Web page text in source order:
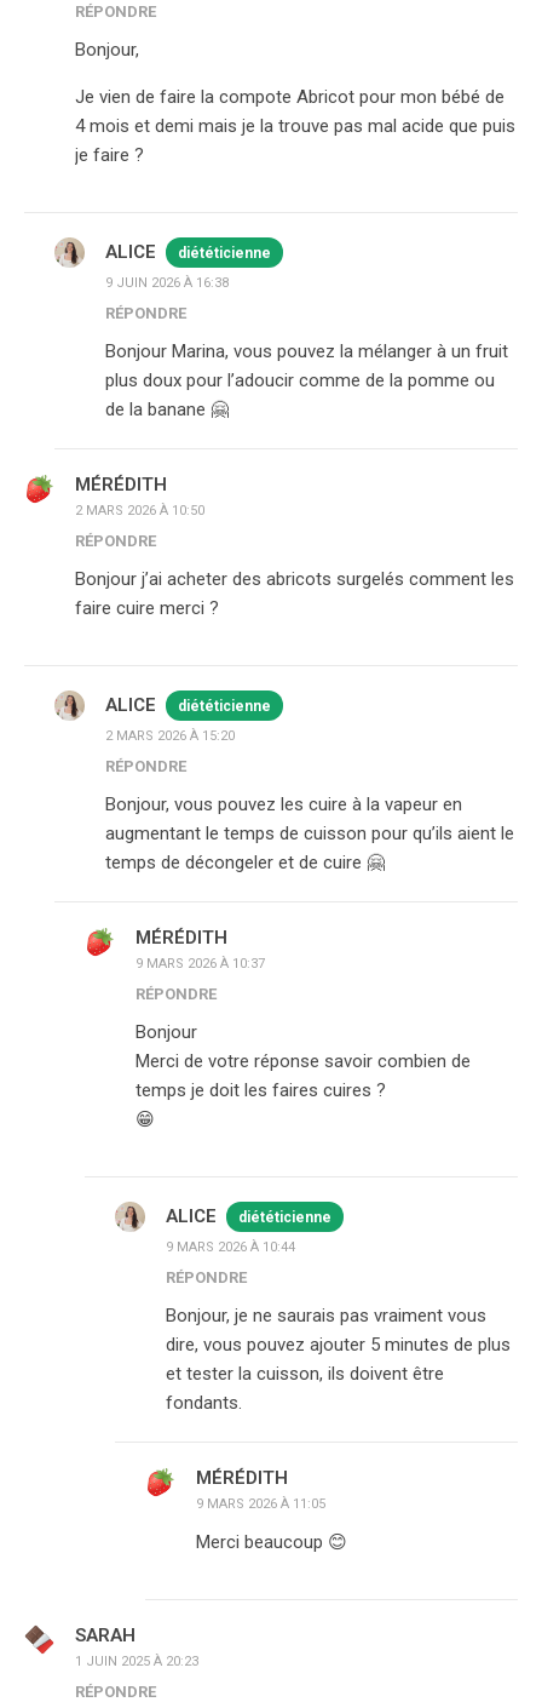
RÉPONDRE
Bonjour,
Je vien de faire la compote Abricot pour mon bébé de
4 mois et demi mais je la trouve pas mal acide que puis
je faire ?
ALICE diététicienne
9 JUIN 2026 À 16:38
RÉPONDRE
Bonjour Marina, vous pouvez la mélanger à un fruit
plus doux pour l’adoucir comme de la pomme ou
de la banane 🤗
MÉRÉDITH
2 MARS 2026 À 10:50
RÉPONDRE
Bonjour j’ai acheter des abricots surgelés comment les
faire cuire merci ?
ALICE diététicienne
2 MARS 2026 À 15:20
RÉPONDRE
Bonjour, vous pouvez les cuire à la vapeur en
augmentant le temps de cuisson pour qu’ils aient le
temps de décongeler et de cuire 🤗
MÉRÉDITH
9 MARS 2026 À 10:37
RÉPONDRE
Bonjour
Merci de votre réponse savoir combien de
temps je doit les faires cuires ?
😁
ALICE diététicienne
9 MARS 2026 À 10:44
RÉPONDRE
Bonjour, je ne saurais pas vraiment vous
dire, vous pouvez ajouter 5 minutes de plus
et tester la cuisson, ils doivent être
fondants.
MÉRÉDITH
9 MARS 2026 À 11:05
Merci beaucoup 😊
SARAH
1 JUIN 2025 À 20:23
RÉPONDRE